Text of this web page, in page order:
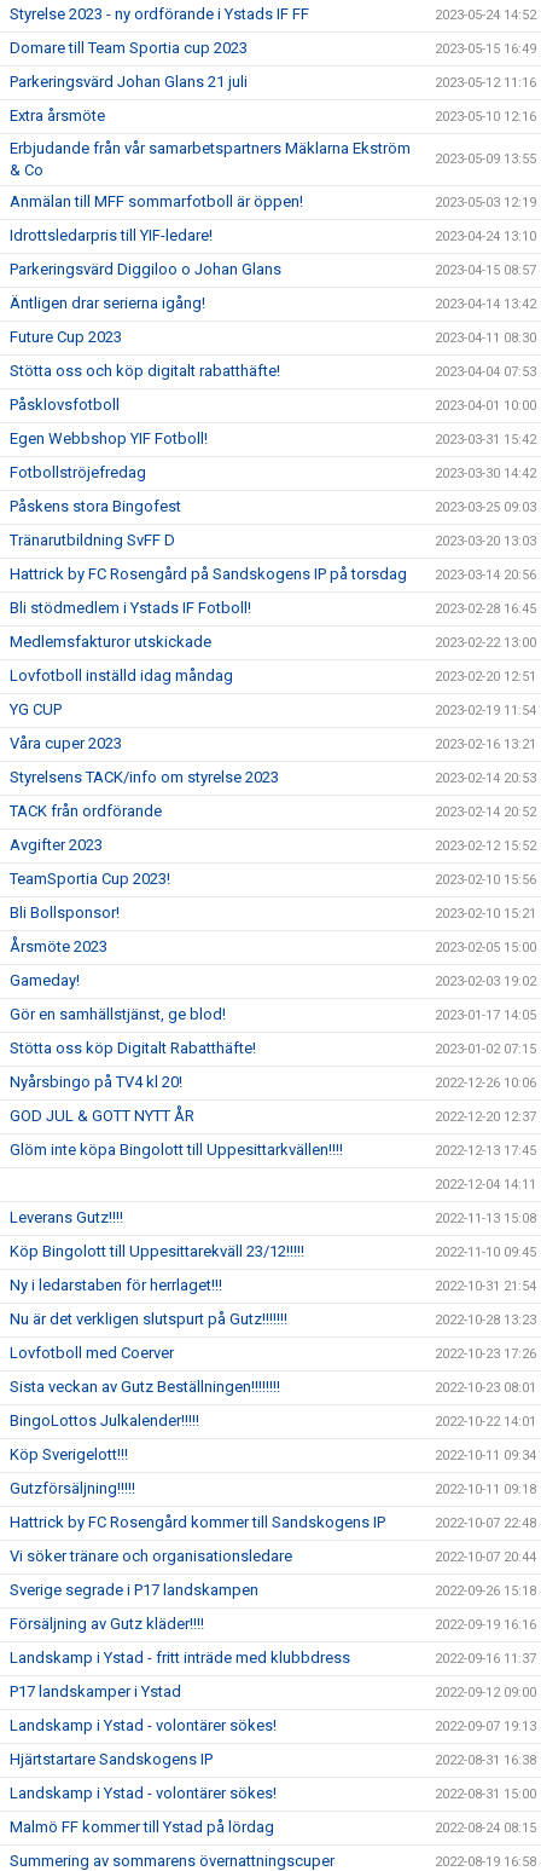
Styrelse 2023 - ny ordförande i Ystads IF FF 2023-05-24 14:52
Domare till Team Sportia cup 2023 2023-05-15 16:49
Parkeringsvärd Johan Glans 21 juli 2023-05-12 11:16
Extra årsmöte 2023-05-10 12:16
Erbjudande från vår samarbetspartners Mäklarna Ekström
& Co
2023-05-09 13:55
Anmälan till MFF sommarfotboll är öppen! 2023-05-03 12:19
Idrottsledarpris till YIF-ledare! 2023-04-24 13:10
Parkeringsvärd Diggiloo o Johan Glans 2023-04-15 08:57
Äntligen drar serierna igång! 2023-04-14 13:42
Future Cup 2023 2023-04-11 08:30
Stötta oss och köp digitalt rabatthäfte! 2023-04-04 07:53
Påsklovsfotboll 2023-04-01 10:00
Egen Webbshop YIF Fotboll! 2023-03-31 15:42
Fotbollströjefredag 2023-03-30 14:42
Påskens stora Bingofest 2023-03-25 09:03
Tränarutbildning SvFF D 2023-03-20 13:03
Hattrick by FC Rosengård på Sandskogens IP på torsdag 2023-03-14 20:56
Bli stödmedlem i Ystads IF Fotboll! 2023-02-28 16:45
Medlemsfakturor utskickade 2023-02-22 13:00
Lovfotboll inställd idag måndag 2023-02-20 12:51
YG CUP 2023-02-19 11:54
Våra cuper 2023 2023-02-16 13:21
Styrelsens TACK/info om styrelse 2023 2023-02-14 20:53
TACK från ordförande 2023-02-14 20:52
Avgifter 2023 2023-02-12 15:52
TeamSportia Cup 2023! 2023-02-10 15:56
Bli Bollsponsor! 2023-02-10 15:21
Årsmöte 2023 2023-02-05 15:00
Gameday! 2023-02-03 19:02
Gör en samhällstjänst, ge blod! 2023-01-17 14:05
Stötta oss köp Digitalt Rabatthäfte! 2023-01-02 07:15
Nyårsbingo på TV4 kl 20! 2022-12-26 10:06
GOD JUL & GOTT NYTT ÅR 2022-12-20 12:37
Glöm inte köpa Bingolott till Uppesittarkvällen!!!! 2022-12-13 17:45
2022-12-04 14:11
Leverans Gutz!!!! 2022-11-13 15:08
Köp Bingolott till Uppesittarekväll 23/12!!!!! 2022-11-10 09:45
Ny i ledarstaben för herrlaget!!! 2022-10-31 21:54
Nu är det verkligen slutspurt på Gutz!!!!!!! 2022-10-28 13:23
Lovfotboll med Coerver 2022-10-23 17:26
Sista veckan av Gutz Beställningen!!!!!!!! 2022-10-23 08:01
BingoLottos Julkalender!!!!! 2022-10-22 14:01
Köp Sverigelott!!! 2022-10-11 09:34
Gutzförsäljning!!!!! 2022-10-11 09:18
Hattrick by FC Rosengård kommer till Sandskogens IP 2022-10-07 22:48
Vi söker tränare och organisationsledare 2022-10-07 20:44
Sverige segrade i P17 landskampen 2022-09-26 15:18
Försäljning av Gutz kläder!!!! 2022-09-19 16:16
Landskamp i Ystad - fritt inträde med klubbdress 2022-09-16 11:37
P17 landskamper i Ystad 2022-09-12 09:00
Landskamp i Ystad - volontärer sökes! 2022-09-07 19:13
Hjärtstartare Sandskogens IP 2022-08-31 16:38
Landskamp i Ystad - volontärer sökes! 2022-08-31 15:00
Malmö FF kommer till Ystad på lördag 2022-08-24 08:15
Summering av sommarens övernattningscuper 2022-08-19 16:58